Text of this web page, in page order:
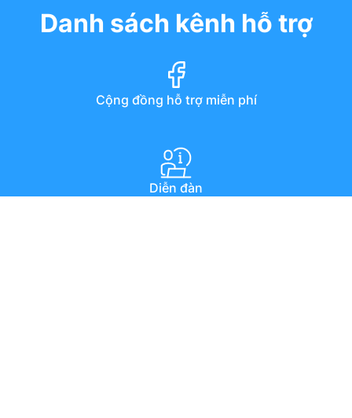
Danh sách kênh hỗ trợ
Cộng đồng hỗ trợ miễn phí
Diễn đàn